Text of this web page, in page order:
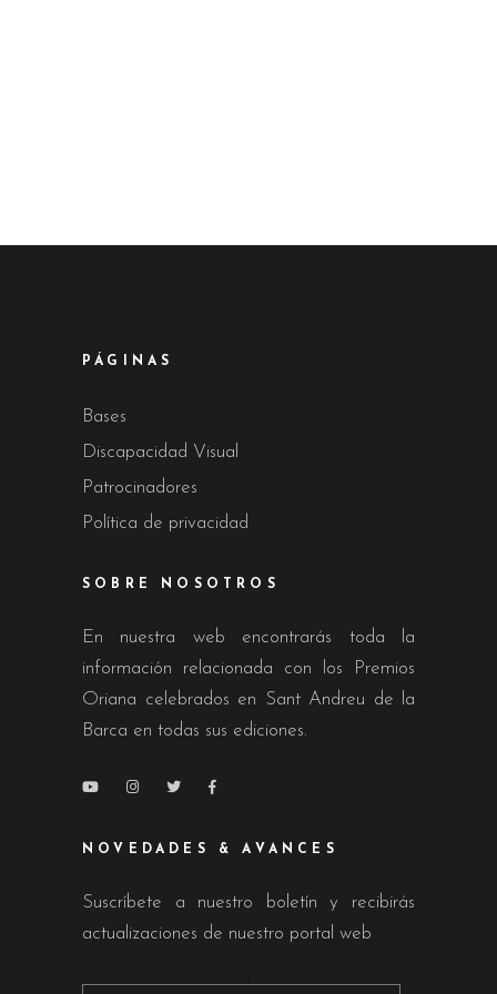
PÁGINAS
Bases
Discapacidad Visual
Patrocinadores
Política de privacidad
SOBRE NOSOTROS
En nuestra web encontrarás toda la
información relacionada con los Premios
Oriana celebrados en Sant Andreu de la
Barca en todas sus ediciones.
NOVEDADES & AVANCES
Suscríbete a nuestro boletín y recibirás
actualizaciones de nuestro portal web